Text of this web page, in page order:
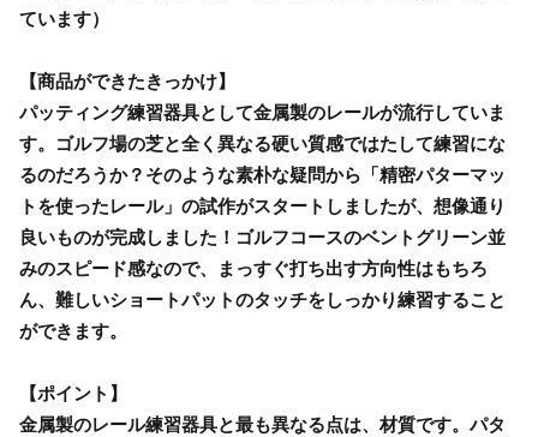
ています）
【商品ができたきっかけ】
パッティング練習器具として金属製のレールが流行していま
す。ゴルフ場の芝と全く異なる硬い質感ではたして練習にな
るのだろうか？そのような素朴な疑問から「精密パターマッ
トを使ったレール」の試作がスタートしましたが、想像通り
良いものが完成しました！ゴルフコースのベントグリーン並
みのスピード感なので、まっすぐ打ち出す方向性はもちろ
ん、難しいショートパットのタッチをしっかり練習すること
ができます。
【ポイント】
金属製のレール練習器具と最も異なる点は、材質です。パタ